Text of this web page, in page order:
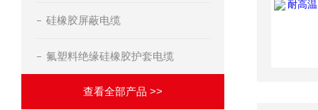
硅橡胶屏蔽电缆
氟塑料绝缘硅橡胶护套电缆
查看全部产品 >>